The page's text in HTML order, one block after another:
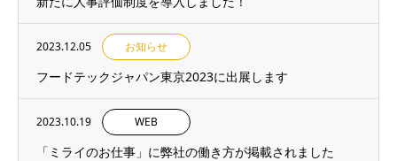
2023.12.05 お知らせ
フードテックジャパン東京2023に出展します
2023.10.19 WEB
「ミライのお仕事」に弊社の働き方が掲載されました